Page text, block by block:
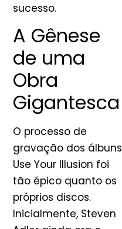
sucesso.
A Gênese
de uma
Obra
Gigantesca
O processo de
gravação dos álbuns
Use Your Illusion foi
tão épico quanto os
próprios discos.
Inicialmente, Steven